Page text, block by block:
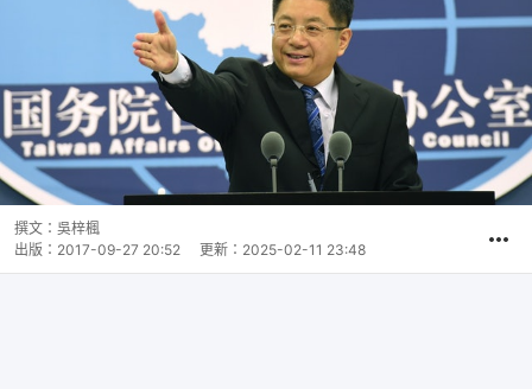
撰文： 吳梓楓
出版： 2017-09-27 20:52 更新： 2025-02-11 23:48